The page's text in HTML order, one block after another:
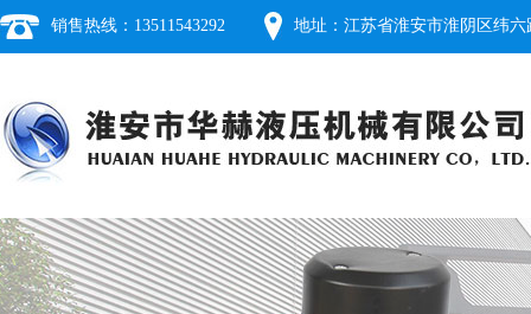
销售热线：13511543292 地址：江苏省淮安市淮阴区纬六